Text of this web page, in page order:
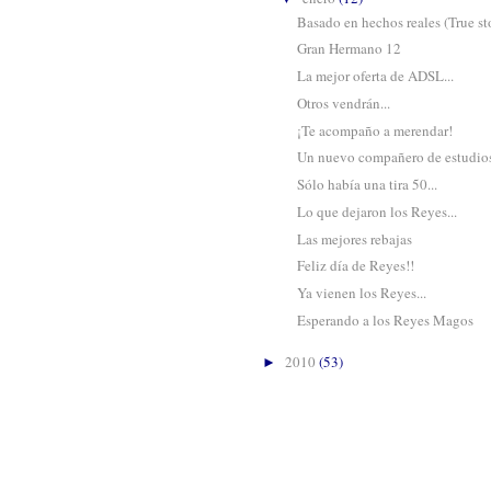
Basado en hechos reales (True
Gran Hermano 12
La mejor oferta de ADSL...
Otros vendrán...
¡Te acompaño a merendar!
Un nuevo compañero de
Sólo había una tira 50...
Lo que dejaron los Reyes...
Las mejores rebajas
Feliz día de Reyes!!
Ya vienen los Reyes...
Esperando a los Reyes Magos
► 2010 (53)